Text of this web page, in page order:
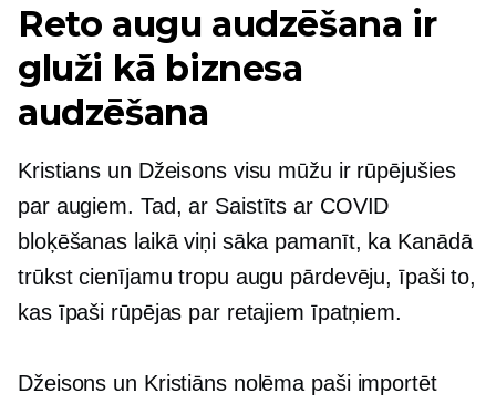
Reto augu audzēšana ir
gluži kā biznesa
audzēšana
Kristians un Džeisons visu mūžu ir rūpējušies
par augiem. Tad, ar Saistīts ar COVID
bloķēšanas laikā viņi sāka pamanīt, ka Kanādā
trūkst cienījamu tropu augu pārdevēju, īpaši to,
kas īpaši rūpējas par retajiem īpatņiem.
Džeisons un Kristiāns nolēma paši importēt